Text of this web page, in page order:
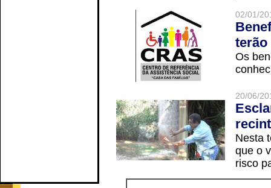
02/01/
terão
Os
20/06/
Nesta
que o
risco